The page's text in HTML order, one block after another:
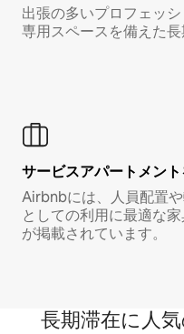
出張の多いプロフェッ
専用スペースを備えた長
サービスアパートメン
Airbnbには、人員配置
としての利用に最適な
が掲載されています。
長期滞在に人